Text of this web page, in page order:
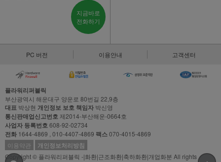
지금바로
전화하기
PC 버전 이용안내 고객센터
플라워리퍼블릭
부산광역시 해운대구 양운로 80번길 22,9층
대표 박상현 개인정보 보호 책임자 박신영
통신판매업신고번호제2014-부산해운-0664호
사업자 등록번호608-92-02734
전화 1644-4869 , 010-4407-4869 팩스070-4015-4869
이용약관
개인정보처리방침
Copyright © 플라워리퍼블릭 -|화환|근조화환|축하화환|개업화분 All rights